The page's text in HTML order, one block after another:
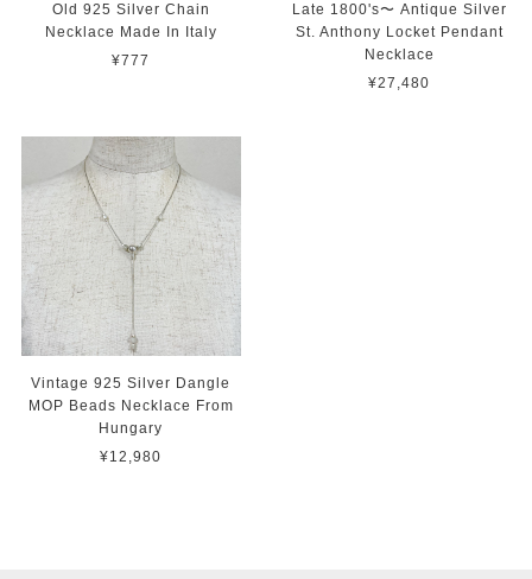
Old 925 Silver Chain
Necklace Made In Italy
¥777
Late 1800's〜 Antique Silver
St. Anthony Locket Pendant
Necklace
¥27,480
Vintage 925 Silver Dangle
MOP Beads Necklace From
Hungary
¥12,980